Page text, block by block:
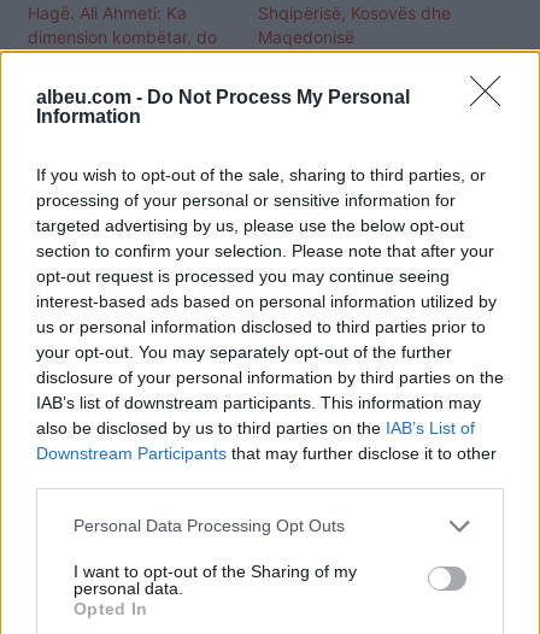
albeu.com - Do Not Process My Personal
Information
If you wish to opt-out of the sale, sharing to third parties, or
processing of your personal or sensitive information for
targeted advertising by us, please use the below opt-out
section to confirm your selection. Please note that after your
opt-out request is processed you may continue seeing
interest-based ads based on personal information utilized by
us or personal information disclosed to third parties prior to
your opt-out. You may separately opt-out of the further
disclosure of your personal information by third parties on the
IAB’s list of downstream participants. This information may
also be disclosed by us to third parties on the IAB’s List of
Downstream Participants that may further disclose it to other
Personal Data Processing Opt Outs
I want to opt-out of the Sharing of my
personal data.
Opted In
Hagë. Ali Ahmeti: Ka
dimension kombëtar, do
Shkup
Shqipërisë, Kosovës dhe
Maqedonisë
OVL e UÇK-së
kundërshton çdo nismë
për aktakuzë ndaj
Ushtrisë Çlirimtare
Kombëtare pas
deklaratës së Ali Ahmetit